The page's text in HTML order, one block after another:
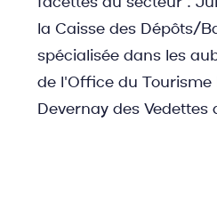
la Caisse des Dépôts/
spécialisée dans les
de l'Office du Tourisme
Devernay des Vedettes